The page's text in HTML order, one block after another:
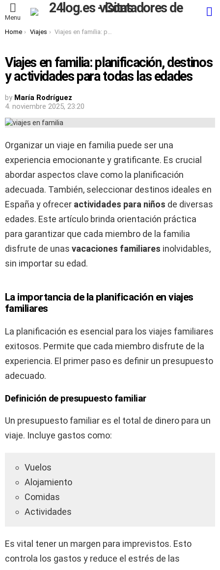
Menu
You are here:
Home Viajes Viajes en familia: planificación, destinos y actividades para todas las edades
Viajes en familia: planificación, destinos
y actividades para todas las edades
by María Rodríguez
4. noviembre 2025, 23:20
Organizar un viaje en familia puede ser una
experiencia emocionante y gratificante. Es crucial
abordar aspectos clave como la planificación
adecuada. También, seleccionar destinos ideales en
España y ofrecer actividades para niños de diversas
edades. Este artículo brinda orientación práctica
para garantizar que cada miembro de la familia
disfrute de unas vacaciones familiares inolvidables,
sin importar su edad.
La importancia de la planificación en viajes
familiares
La planificación es esencial para los viajes familiares
exitosos. Permite que cada miembro disfrute de la
experiencia. El primer paso es definir un presupuesto
adecuado.
Definición de presupuesto familiar
Un presupuesto familiar es el total de dinero para un
viaje. Incluye gastos como:
Vuelos
Alojamiento
Comidas
Actividades
Es vital tener un margen para imprevistos. Esto
controla los gastos y reduce el estrés de las